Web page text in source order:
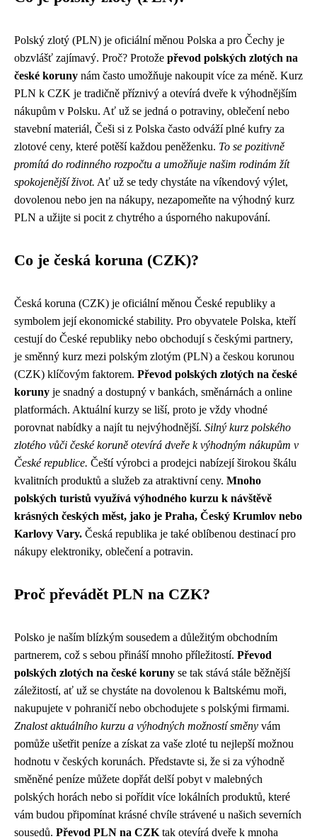
Polský zlotý (PLN) je oficiální měnou Polska a pro Čechy je
obzvlášť zajímavý. Proč? Protože převod polských zlotých na
české koruny nám často umožňuje nakoupit více za méně. Kurz
PLN k CZK je tradičně příznivý a otevírá dveře k výhodnějším
nákupům v Polsku. Ať už se jedná o potraviny, oblečení nebo
stavební materiál, Češi si z Polska často odváží plné kufry za
zlotové ceny, které potěší každou peněženku. To se pozitivně
promítá do rodinného rozpočtu a umožňuje našim rodinám žít
spokojenější život. Ať už se tedy chystáte na víkendový výlet,
dovolenou nebo jen na nákupy, nezapomeňte na výhodný kurz
PLN a užijte si pocit z chytrého a úsporného nakupování.
Co je česká koruna (CZK)?
Česká koruna (CZK) je oficiální měnou České republiky a
symbolem její ekonomické stability. Pro obyvatele Polska, kteří
cestují do České republiky nebo obchodují s českými partnery,
je směnný kurz mezi polským zlotým (PLN) a českou korunou
(CZK) klíčovým faktorem. Převod polských zlotých na české
koruny je snadný a dostupný v bankách, směnárnách a online
platformách. Aktuální kurzy se liší, proto je vždy vhodné
porovnat nabídky a najít tu nejvýhodnější. Silný kurz polského
zlotého vůči české koruně otevírá dveře k výhodným nákupům v
České republice. Čeští výrobci a prodejci nabízejí širokou škálu
kvalitních produktů a služeb za atraktivní ceny. Mnoho
polských turistů využívá výhodného kurzu k návštěvě
krásných českých měst, jako je Praha, Český Krumlov nebo
Karlovy Vary. Česká republika je také oblíbenou destinací pro
nákupy elektroniky, oblečení a potravin.
Proč převádět PLN na CZK?
Polsko je naším blízkým sousedem a důležitým obchodním
partnerem, což s sebou přináší mnoho příležitostí. Převod
polských zlotých na české koruny se tak stává stále běžnější
záležitostí, ať už se chystáte na dovolenou k Baltskému moři,
nakupujete v pohraničí nebo obchodujete s polskými firmami.
Znalost aktuálního kurzu a výhodných možností směny vám
pomůže ušetřit peníze a získat za vaše zloté tu nejlepší možnou
hodnotu v českých korunách. Představte si, že si za výhodně
směněné peníze můžete dopřát delší pobyt v malebných
polských horách nebo si pořídit více lokálních produktů, které
vám budou připomínat krásné chvíle strávené u našich severních
sousedů. Převod PLN na CZK tak otevírá dveře k mnoha